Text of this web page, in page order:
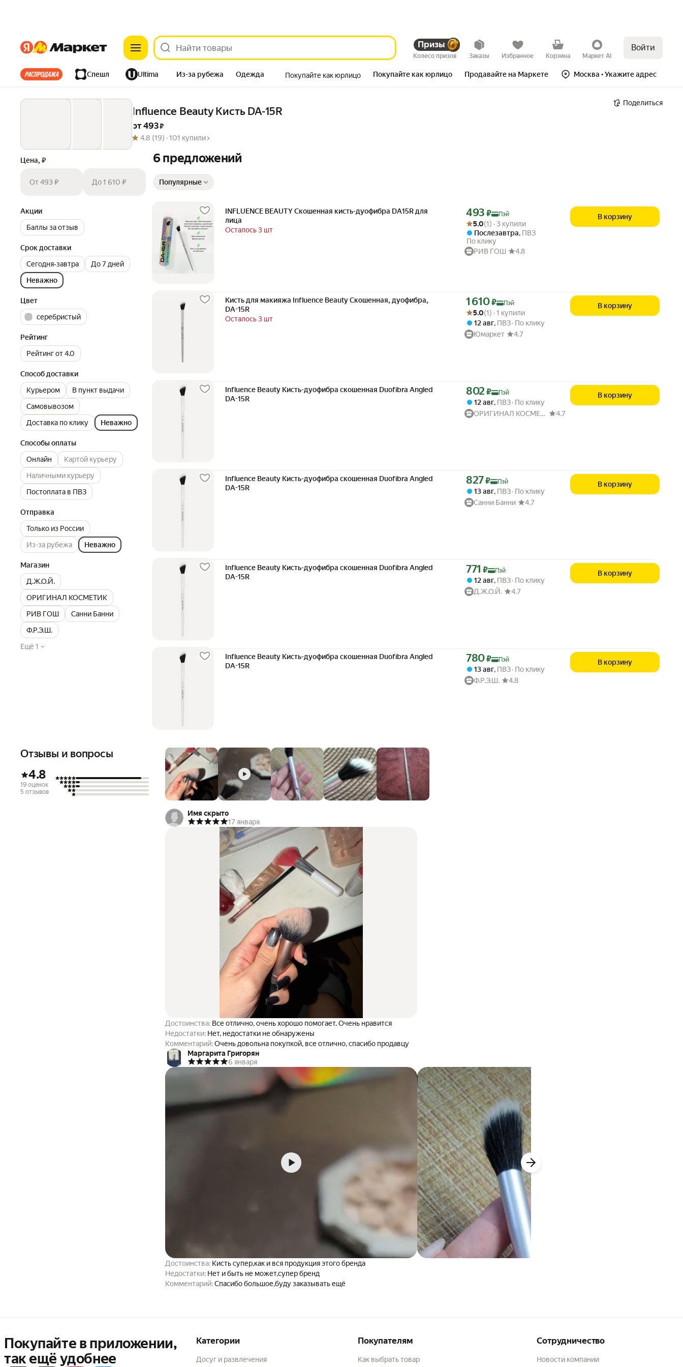
ЯндексЯндекс Призы
Колесо призов Заказы Избранное Корзина Маркет AI
Войти
Все хиты Спешл Ultima Из-за рубежа Одежда
Дом Ремонт Детям Красота
Покупайте как юрлицо Покупайте как юрлицо Продавайте на Маркете Москва • Укажите адрес
Influence Beauty Кисть DA-15R
от 493 ₽
4.8 (19) ·101 купили
Поделиться
Цена, ₽
От 493 ₽ До 1 610 ₽
Акции
Баллы за отзыв
Срок доставки
Сегодня‐завтра
До 7 дней
Неважно
Цвет
серебристый
Рейтинг
Рейтинг от 4.0
Способ доставки
Курьером
В пункт выдачи
Самовывозом
Доставка по клику
Неважно
Способы оплаты
Онлайн
Картой курьеру
Наличными курьеру
Постоплата в ПВЗ
Отправка
Только из России
Из-за рубежа
Неважно
Магазин
Д.Ж.О.Й.
ОРИГИНАЛ КОСМЕТИК
РИВ ГОШ
Санни Банни
Ф.Р.Э.Ш.
Ещё 1
6 предложений
Популярные
INFLUENCE BEAUTY Скошенная кисть-дуофибра DA15R для
лица
Осталось 3 шт
Цена с картой Яндекс Пэй 493 ₽ вместо
493 ₽
Пэй
Рейтинг товара: 5.0 из 5
Оценок: (1) · 3 купили
5.0(1) · 3 купили
Послезавтра, ПВЗ
По клику
РИВ ГОШ
4.8
В корзину
Кисть для макияжа Influence Beauty Скошенная, дуофибра,
DA-15R
Осталось 3 шт
Цена с картой Яндекс Пэй 1610 ₽ вместо
1 610₽
Пэй
Рейтинг товара: 5.0 из 5
Оценок: (1) · 1 купили
5.0(1) · 1 купили
12 авг, ПВЗ По клику
Юмаркет
4.7
В корзину
Influence Beauty Кисть-дуофибра скошенная Duofibra Angled
DA-15R
Цена с картой Яндекс Пэй 802 ₽ вместо
802 ₽ Пэй
12 авг, ПВЗ По клику
ОРИГИНАЛ КОСМЕТИК
4.7
В корзину
Influence Beauty Кисть-дуофибра скошенная Duofibra Angled
DA-15R
Цена с картой Яндекс Пэй 827 ₽ вместо
827₽ Пэй
13 авг, ПВЗ По клику
Санни Банни
4.7
В корзину
Influence Beauty Кисть-дуофибра скошенная Duofibra Angled
DA-15R
Цена с картой Яндекс Пэй 771 ₽ вместо
771 ₽ Пэй
12 авг, ПВЗ По клику
Д.Ж.О.Й.
4.7
В корзину
Influence Beauty Кисть-дуофибра скошенная Duofibra Angled
DA-15R
Цена с картой Яндекс Пэй 780 ₽ вместо
780₽ Пэй
13 авг, ПВЗ По клику
Ф.Р.Э.Ш.
4.8
В корзину
Отзывы и вопросы
4.8
19 оценок
5 отзывов
Имя скрыто
17 января
Достоинства: Все отлично, очень хорошо помогает. Очень нравится
Недостатки: Нет, недостатки не обнаружены
Комментарий:Очень довольна покупкой, все отлично, спасибо продавцу
Маргарита Григорян
6 января
Достоинства: Кисть супер,как и вся продукция этого бренда
Недостатки: Нет и быть не может,супер бренд
Комментарий:Спасибо большое,буду заказывать ещё
Покупайте в приложении,
так ещё удобнее
Категории
Досуг и развлечения
Покупателям
Как выбрать товар
Сотрудничество
Новости компании